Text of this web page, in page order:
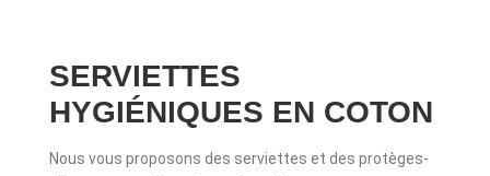
SERVIETTES
HYGIÉNIQUES EN COTON
Nous vous proposons des serviettes et des protèges-